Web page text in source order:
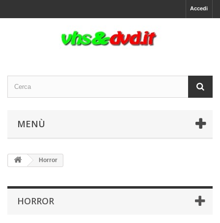
Accedi
MENÙ
Horror
HORROR